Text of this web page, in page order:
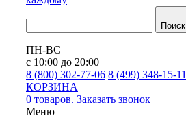
Поиск
ПН-ВС
с 10:00 до 20:00
8 (800) 302-77-06 8 (499) 348-15-11
КОРЗИНА
0 товаров. Заказать звонок
Меню